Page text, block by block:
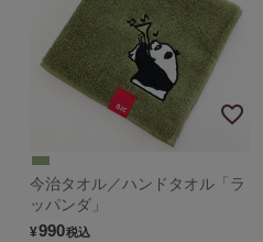
今治タオル／ハンドタオル「ラ
ッパンダ」
¥990税込